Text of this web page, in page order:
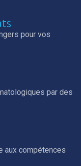
pour vos
par des
aux compétences